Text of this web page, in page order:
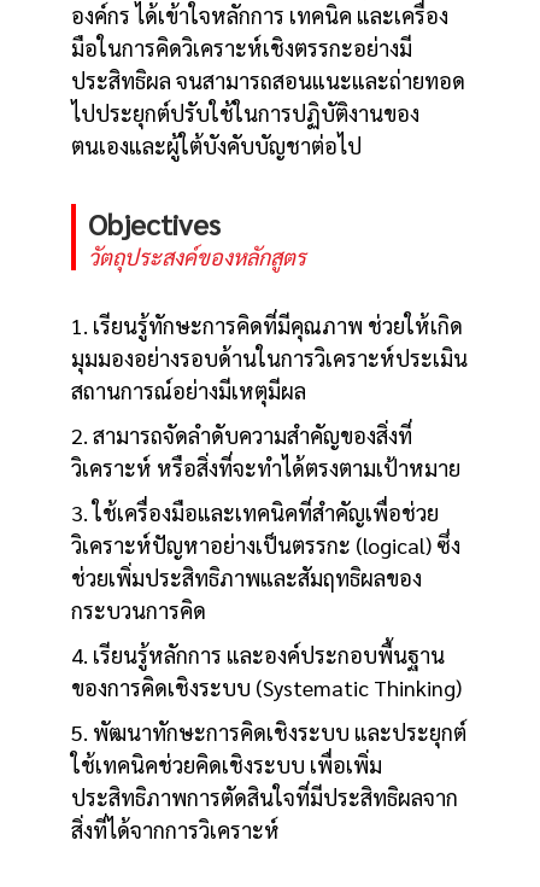
องค์กร ได้เข้าใจหลักการ เทคนิค และเครื่อง
มือในการคิดวิเคราะห์เชิงตรรกะอย่างมี
ประสิทธิผล จนสามารถสอนแนะและถ่ายทอด
ไปประยุกต์ปรับใช้ในการปฏิบัติงานของ
ตนเองและผู้ใต้บังคับบัญชาต่อไป
Objectives
วัตถุประสงค์ของหลักสูตร
1. เรียนรู้ทักษะการคิดที่มีคุณภาพ ช่วยให้เกิด
มุมมองอย่างรอบด้านในการวิเคราะห์ประเมิน
สถานการณ์อย่างมีเหตุมีผล
2. สามารถจัดลำดับความสำคัญของสิ่งที่
วิเคราะห์ หรือสิ่งที่จะทำได้ตรงตามเป้าหมาย
3. ใช้เครื่องมือและเทคนิคที่สำคัญเพื่อช่วย
วิเคราะห์ปัญหาอย่างเป็นตรรกะ (logical) ซึ่ง
ช่วยเพิ่มประสิทธิภาพและสัมฤทธิผลของ
กระบวนการคิด
4. เรียนรู้หลักการ และองค์ประกอบพื้นฐาน
ของการคิดเชิงระบบ (Systematic Thinking)
5. พัฒนาทักษะการคิดเชิงระบบ และประยุกต์
ใช้เทคนิคช่วยคิดเชิงระบบ เพื่อเพิ่ม
ประสิทธิภาพการตัดสินใจที่มีประสิทธิผลจาก
สิ่งที่ได้จากการวิเคราะห์